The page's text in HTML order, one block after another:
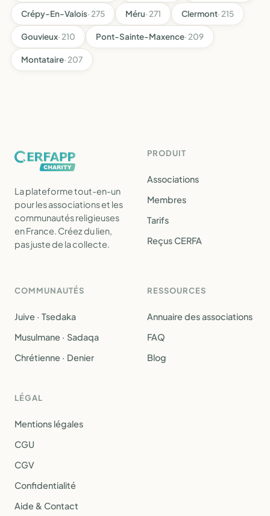
Crépy-En-Valois· 275 Méru· 271 Clermont· 215
Gouvieux· 210 Pont-Sainte-Maxence· 209
Montataire· 207
La plateforme tout-en-un
pour les associations et les
communautés religieuses
en France. Créez du lien,
pas juste de la collecte.
PRODUIT
Associations
Membres
Tarifs
Reçus CERFA
COMMUNAUTÉS
Juive · Tsedaka
Musulmane · Sadaqa
Chrétienne · Denier
RESSOURCES
Annuaire des associations
FAQ
Blog
LÉGAL
Mentions légales
CGU
CGV
Confidentialité
Aide & Contact